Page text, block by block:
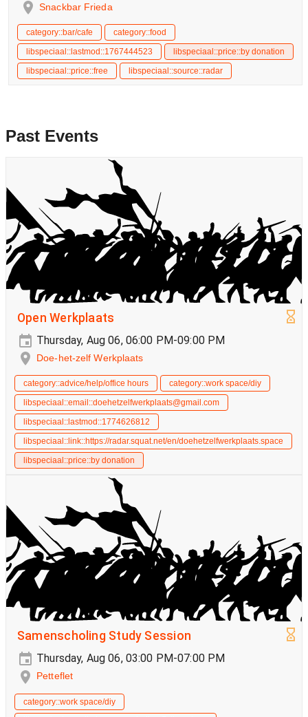
Snackbar Frieda
category::bar/cafe
category::food
libspeciaal::lastmod::1767444523
libspeciaal::price::by donation
libspeciaal::price::free
libspeciaal::source::radar
Past Events
Open Werkplaats
Thursday, Aug 06, 06:00 PM-09:00 PM
Doe-het-zelf Werkplaats
category::advice/help/office hours
category::work space/diy
libspeciaal::email::doehetzelfwerkplaats@gmail.com
libspeciaal::lastmod::1774626812
libspeciaal::link::https://radar.squat.net/en/doehetzelfwerkplaats.space
libspeciaal::price::by donation
Samenscholing Study Session
Thursday, Aug 06, 03:00 PM-07:00 PM
Petteflet
category::work space/diy